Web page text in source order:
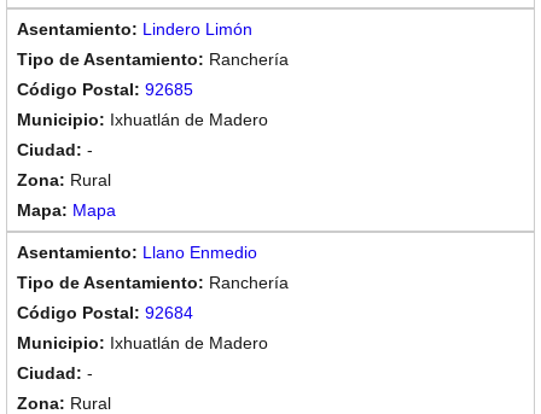
Lindero Limón
Ranchería
92685
Ixhuatlán de Madero
-
Rural
Mapa
Llano Enmedio
Ranchería
92684
Ixhuatlán de Madero
-
Rural